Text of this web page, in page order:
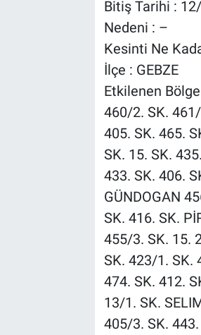
Bitiş Tarihi :
Nedeni : –
Kesinti Ne
İlçe : GEBZE
Etkilenen
460/2. SK.
405. SK. 465.
SK. 15. SK.
433. SK. 406.
GÜNDOGAN
SK. 416. SK.
455/3. SK. 15.
SK. 423/1. SK.
474. SK. 412.
13/1. SK.
405/3. SK.